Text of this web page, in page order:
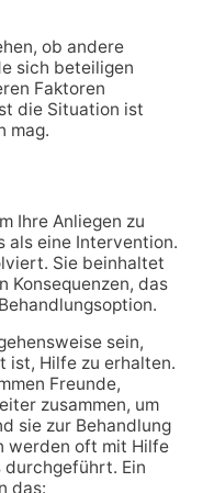
ob andere
sich beteiligen
Faktoren
die Situation ist
mag.
Ihre Anliegen zu
als eine Intervention.
Sie beinhaltet
Konsequenzen, das
sein,
ist, Hilfe zu erhalten.
Freunde,
zusammen, um
sie zur Behandlung
werden oft mit Hilfe
durchgeführt. Ein
das: